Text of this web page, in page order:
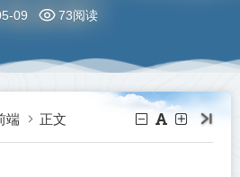
09 73阅读
端 正文